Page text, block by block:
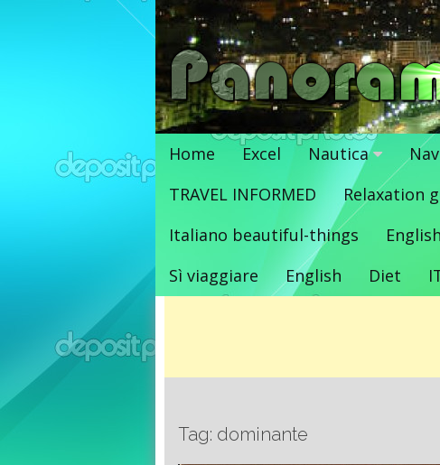
Vai
contenuto
Home Excel Nautica
TRAVEL INFORMED
Relaxation
Italiano beautiful-things
Sì viaggiare
English Diet
Tag: dominante